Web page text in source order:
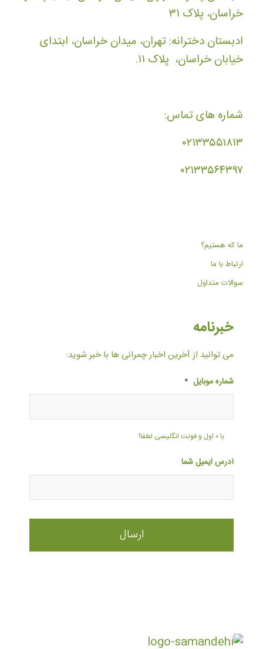
خراسان، پلاک ۳۱
ادبستان دخترانه: تهران، میدان خراسان، ابتدای
خیابان خراسان، پلاک ۱۱.
شماره های تماس:
۰۲۱۳۳۵۵۱۸۱۳
۰۲۱۳۳۵۶۴۳۹۷
ما که هستیم؟
ارتباط با ما
سوالات متداول
خبرنامه
می توانید از آخرین اخبار چمرانی ها با خبر شوید:
شماره موبایل *
با ۰ اول و فونت انگلیسی لطفا!
آدرس ایمیل شما